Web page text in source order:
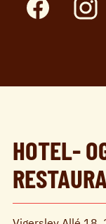
HOTEL-